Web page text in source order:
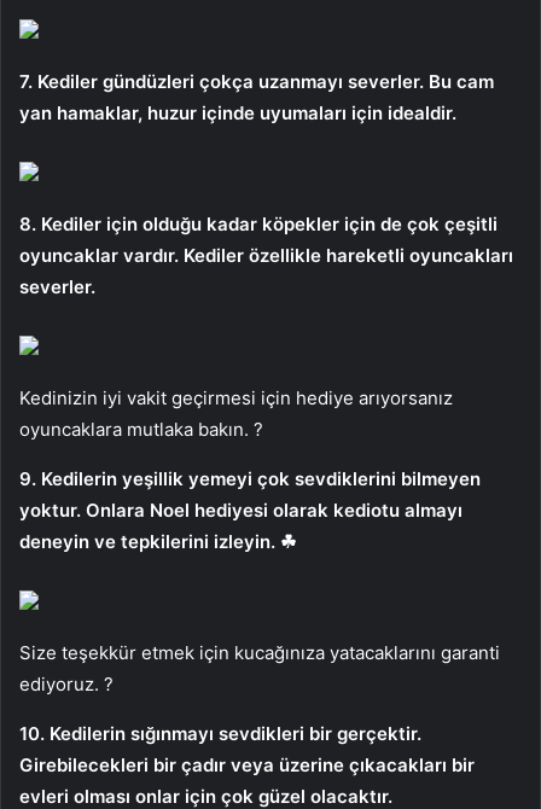
7. Kediler gündüzleri çokça uzanmayı severler. Bu cam
yan hamaklar, huzur içinde uyumaları için idealdir.
8. Kediler için olduğu kadar köpekler için de çok çeşitli
oyuncaklar vardır. Kediler özellikle hareketli oyuncakları
severler.
Kedinizin iyi vakit geçirmesi için hediye arıyorsanız
oyuncaklara mutlaka bakın. ?
9. Kedilerin yeşillik yemeyi çok sevdiklerini bilmeyen
yoktur. Onlara Noel hediyesi olarak kediotu almayı
deneyin ve tepkilerini izleyin. ☘
Size teşekkür etmek için kucağınıza yatacaklarını garanti
ediyoruz. ?
10. Kedilerin sığınmayı sevdikleri bir gerçektir.
Girebilecekleri bir çadır veya üzerine çıkacakları bir
evleri olması onlar için çok güzel olacaktır.